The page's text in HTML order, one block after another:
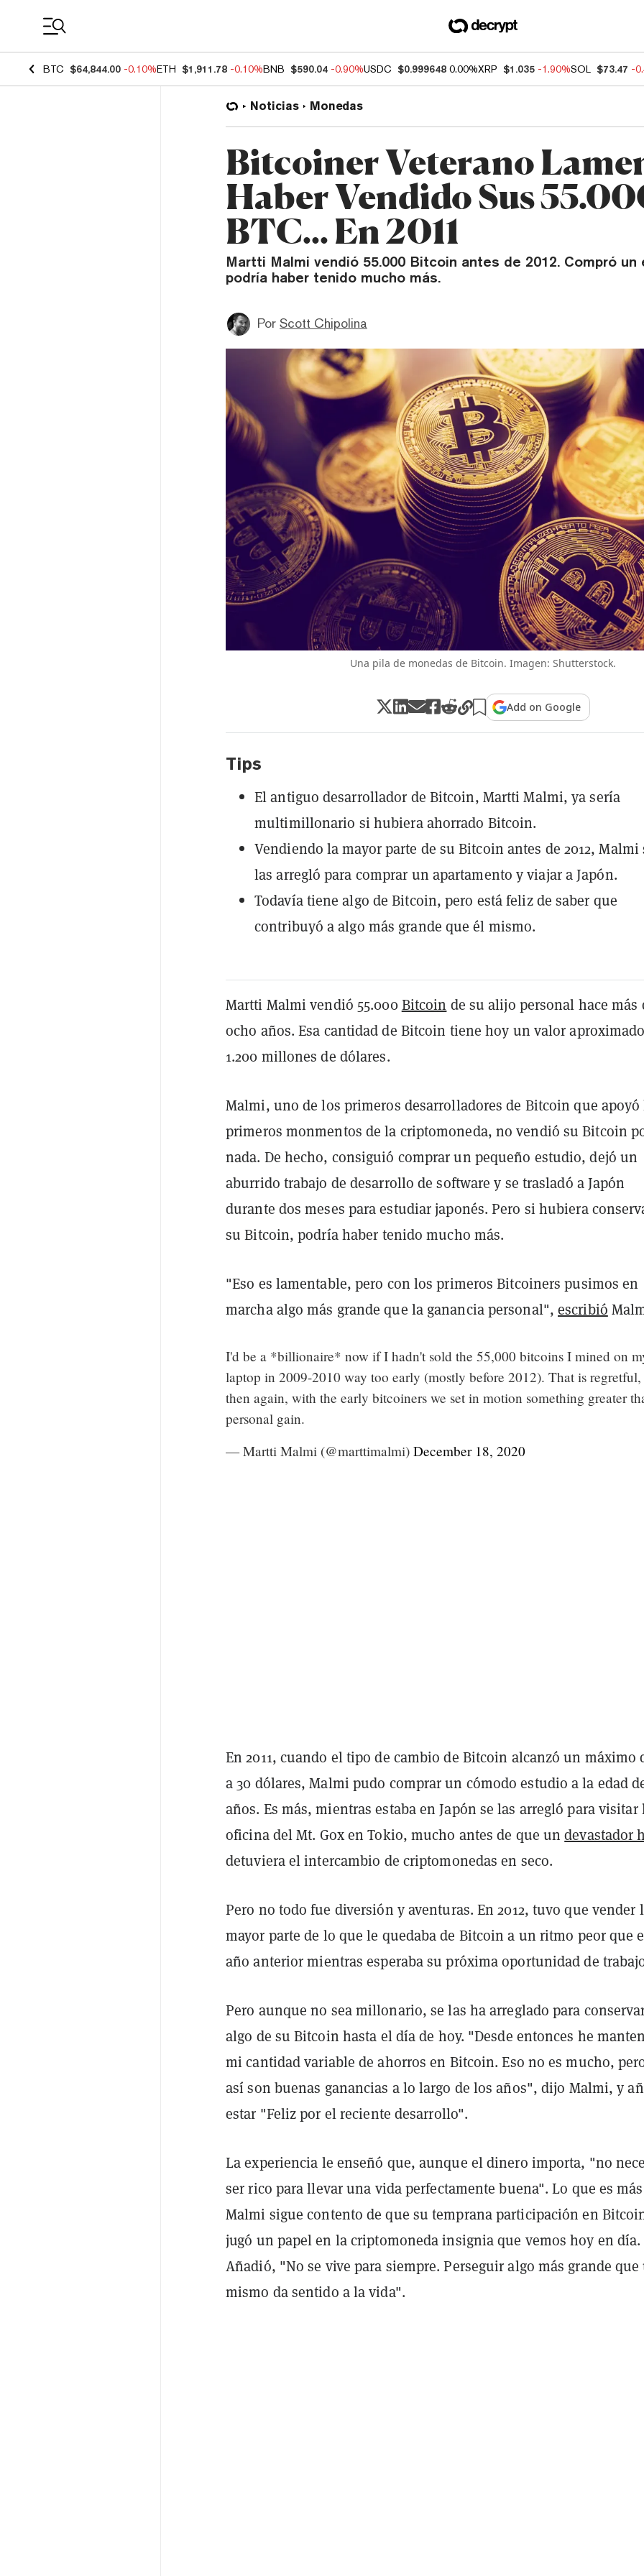
BTC $64,844.00 -0.10%ETH $1,911.78 -0.10%BNB $590.04 -0.90%USDC $0.999648 0.00%XRP $1.035 -1.90%SOL $73.47 -
Noticias Monedas
Bitcoiner Veterano
Haber Vendido Sus
BTC... En 2011
Martti Malmi vendió 55.000 Bitcoin antes de 2012. Compró un
podría haber tenido mucho más.
Por Scott Chipolina
Una pila de monedas de Bitcoin. Imagen: Shutterstock.
Add on Google
Tips
El antiguo desarrollador de Bitcoin, Martti Malmi, ya sería
multimillonario si hubiera ahorrado Bitcoin.
Vendiendo la mayor parte de su Bitcoin antes de 2012, Malmi
las arregló para comprar un apartamento y viajar a Japón.
Todavía tiene algo de Bitcoin, pero está feliz de saber que
contribuyó a algo más grande que él mismo.
Martti Malmi vendió 55.000Bitcoin de su alijo personal hace más
ocho años. Esa cantidad de Bitcoin tiene hoy un valor
1.200 millones de dólares.
Malmi, uno de los primeros desarrolladores de Bitcoin que apoyó
primeros monmentos de la criptomoneda, no vendió su Bitcoin
nada. De hecho, consiguió comprar un pequeño estudio, dejó un
aburrido trabajo de desarrollo de software y se trasladó a Japón
durante dos meses para estudiar japonés. Pero si hubiera
su Bitcoin, podría haber tenido mucho más.
"Eso es lamentable, pero con los primeros Bitcoiners pusimos en
marcha algo más grande que la ganancia personal",escribió
I'd be a *billionaire* now if I hadn't sold the 55,000 bitcoins I mined on
laptop in 2009-2010 way too early (mostly before 2012). That is
then again, with the early bitcoiners we set in motion something greater
personal gain.
— Martti Malmi (@marttimalmi) December 18, 2020
En 2011, cuando el tipo de cambio de Bitcoin alcanzó un máximo
a 30 dólares, Malmi pudo comprar un cómodo estudio a la edad
años. Es más, mientras estaba en Japón se las arregló para visitar
oficina del Mt. Gox en Tokio, mucho antes de que undevastador
detuviera el intercambio de criptomonedas en seco.
Pero no todo fue diversión y aventuras. En 2012, tuvo que vender
mayor parte de lo que le quedaba de Bitcoin a un ritmo peor que
año anterior mientras esperaba su próxima oportunidad de
Pero aunque no sea millonario, se las ha arreglado para
algo de su Bitcoin hasta el día de hoy. "Desde entonces he
mi cantidad variable de ahorros en Bitcoin. Eso no es mucho,
así son buenas ganancias a lo largo de los años", dijo Malmi, y
estar "Feliz por el reciente desarrollo".
La experiencia le enseñó que, aunque el dinero importa, "no
ser rico para llevar una vida perfectamente buena". Lo que es
Malmi sigue contento de que su temprana participación en
jugó un papel en la criptomoneda insignia que vemos hoy en día.
Añadió, "No se vive para siempre. Perseguir algo más grande
mismo da sentido a la vida".